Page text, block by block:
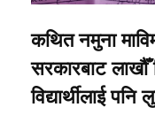
कथित नमुना
सरकारबाट लाखौँ
विद्यार्थीलाई पनि